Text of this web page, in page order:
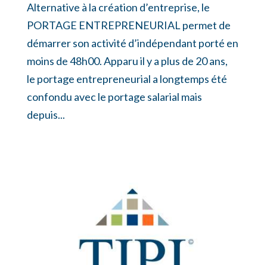
Alternative à la création d’entreprise, le
PORTAGE ENTREPRENEURIAL permet de
démarrer son activité d’indépendant porté en
moins de 48h00. Apparu il y a plus de 20 ans,
le portage entrepreneurial a longtemps été
confondu avec le portage salarial mais
depuis...